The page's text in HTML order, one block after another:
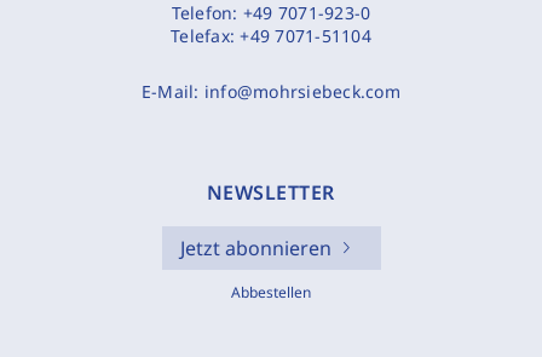
Telefon: +49 7071-923-0
Telefax:+49 7071-51104
E-Mail: info@mohrsiebeck.com
NEWSLETTER
Jetzt abonnieren
Abbestellen